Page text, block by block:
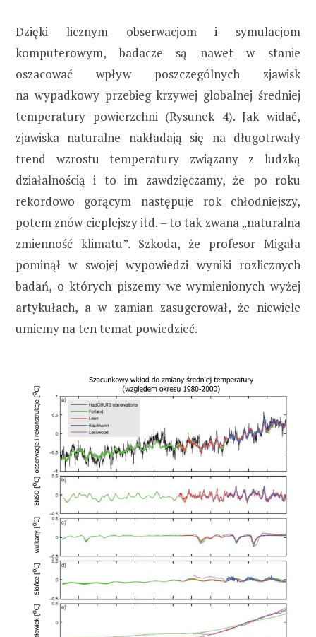
Dzięki licznym obserwacjom i symulacjom
komputerowym, badacze są nawet w stanie
oszacować wpływ poszczególnych zjawisk
na wypadkowy przebieg krzywej globalnej średniej
temperatury powierzchni (Rysunek 4). Jak widać,
zjawiska naturalne nakładają się na długotrwały
trend wzrostu temperatury związany z ludzką
działalnością i to im zawdzięczamy, że po roku
rekordowo gorącym następuje rok chłodniejszy,
potem znów cieplejszy itd. – to tak zwana „naturalna
zmienność klimatu”. Szkoda, że profesor Migała
pominął w swojej wypowiedzi wyniki rozlicznych
badań, o których piszemy we wymienionych wyżej
artykułach, a w zamian zasugerował, że niewiele
umiemy na ten temat powiedzieć.